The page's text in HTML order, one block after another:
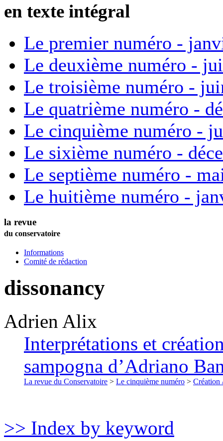
en texte intégral
Le premier numéro -
Le deuxième numéro -
Le troisième numéro -
Le quatrième numéro -
Le cinquième numéro -
Le sixième numéro -
Le septième numéro -
Le huitième numéro -
la revue
du conservatoire
Informations
Comité de rédaction
dissonancy
Adrien Alix
Interprétations et
sampogna d’Adriano
La revue du Conservatoire > Le cinquième numéro > Création
>> Index by keyword